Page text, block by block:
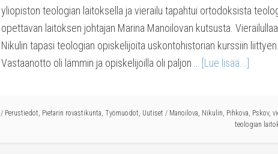
yliopiston teologian laitoksella ja vierailu tapahtui ortodoksista
opettavan laitoksen johtajan Marina Manoilovan kutsusta.
Nikulin tapasi teologian opiskelijoita uskontohistorian kurssiin liittyen.
Vastaanotto oli lämmin ja opiskelijoilla oli paljon …
[Lue lisää...]
/ Perustiedot, Pietarin rovastikunta, Työmuodot, Uutiset / Manoilova, Nikulin, Pihkova, Pskov,
teologian